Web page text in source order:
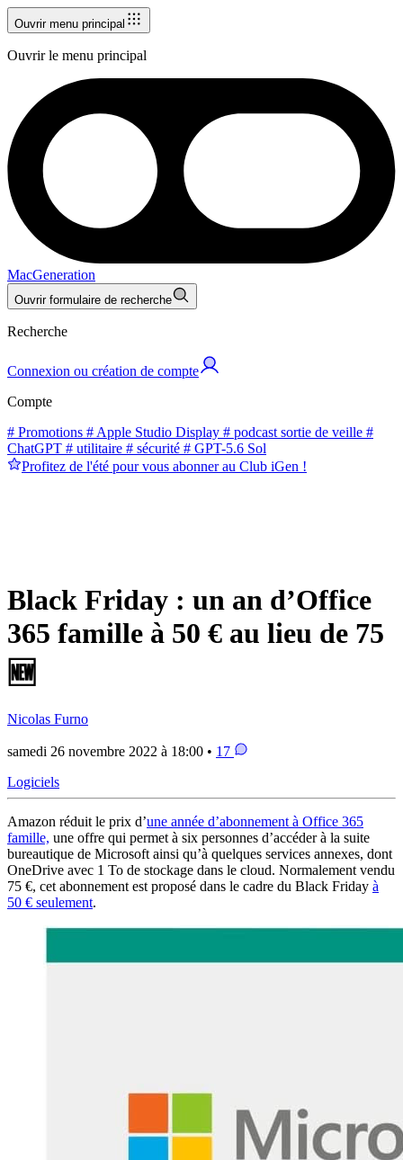
Ouvrir menu principal
Ouvrir le menu principal
MacGeneration
Ouvrir formulaire de recherche
Recherche
Connexion ou création de compte
Compte
# Promotions # Apple Studio Display # podcast sortie de veille #
ChatGPT # utilitaire # sécurité # GPT-5.6 Sol
Profitez de l'été pour vous abonner au Club iGen !
Black Friday : un an d’Office
365 famille à 50 € au lieu de 75
🆕
Nicolas Furno
samedi 26 novembre 2022 à 18:00 • 17
Logiciels
Amazon réduit le prix d’une année d’abonnement à Office 365
famille, une offre qui permet à six personnes d’accéder à la suite
bureautique de Microsoft ainsi qu’à quelques services annexes, dont
OneDrive avec 1 To de stockage dans le cloud. Normalement vendu
75 €, cet abonnement est proposé dans le cadre du Black Friday à
50 € seulement.